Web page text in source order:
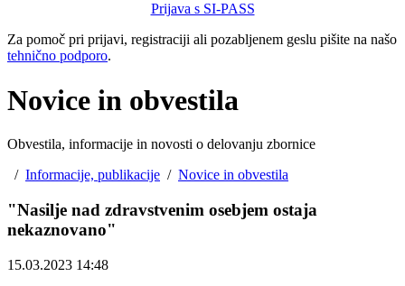
Prijava s SI-PASS
Za pomoč pri prijavi, registraciji ali pozabljenem geslu pišite na našo
tehnično podporo.
Novice in obvestila
Obvestila, informacije in novosti o delovanju zbornice
/ Informacije, publikacije / Novice in obvestila
"Nasilje nad zdravstvenim osebjem ostaja
nekaznovano"
15.03.2023 14:48